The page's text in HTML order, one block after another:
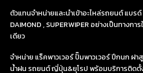
ตัวแทนจำหน่ายและนำเข้าอะไหล่รถยนต์ แบรด์
DAIMOND , SUPERWIPER อย่างเป็นทางก
เดียว
จำหน่าย แร็คพาวเวอร์ ปั๊มพาวเวอร์ ปีกนก ฝ
น้ำฝน รถยนต์ ญี่ปุ่น&ยุโรป พร้อมบริการติดตั้